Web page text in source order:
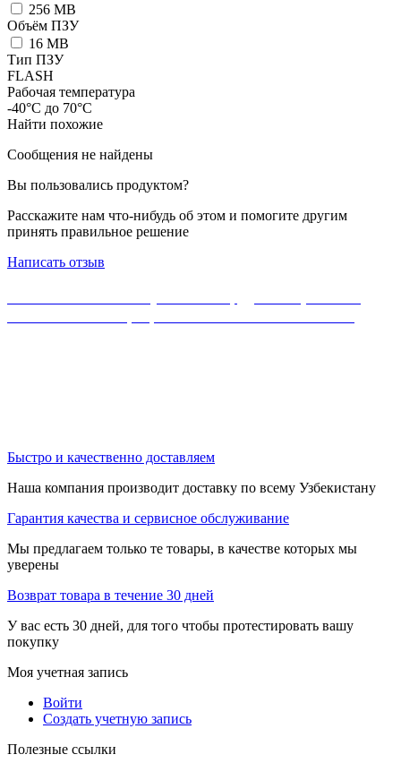
256 MB
Объём ПЗУ
16 MB
Тип ПЗУ
FLASH
Рабочая температура
-40°C до 70°C
Найти похожие
Сообщения не найдены
Вы пользовались продуктом?
Расскажите нам что-нибудь об этом и помогите другим
принять правильное решение
Написать отзыв
Быстро и качественно доставляем
Наша компания производит доставку по всему Узбекистану
Гарантия качества и сервисное обслуживание
Мы предлагаем только те товары, в качестве которых мы
уверены
Возврат товара в течение 30 дней
У вас есть 30 дней, для того чтобы протестировать вашу
покупку
Моя учетная запись
Войти
Создать учетную запись
Полезные ссылки